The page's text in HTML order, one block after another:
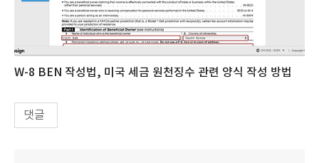
W-8 BEN 작성법, 미국 세금 원천징수 관련 양식 작성 방법
댓글